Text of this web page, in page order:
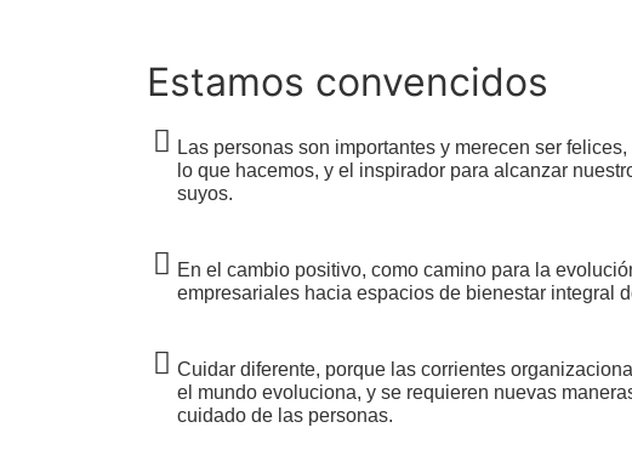
Estamos convencidos
Las personas son importantes y merecen ser
lo que hacemos, y el inspirador para alcanzar
suyos.
En el cambio positivo, como camino para la
empresariales hacia espacios de bienestar integral
Cuidar diferente, porque las corrientes
el mundo evoluciona, y se requieren nuevas
cuidado de las personas.